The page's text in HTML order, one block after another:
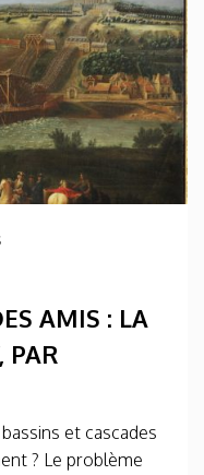
AMIS : LA
PAR
et cascades
? Le problème